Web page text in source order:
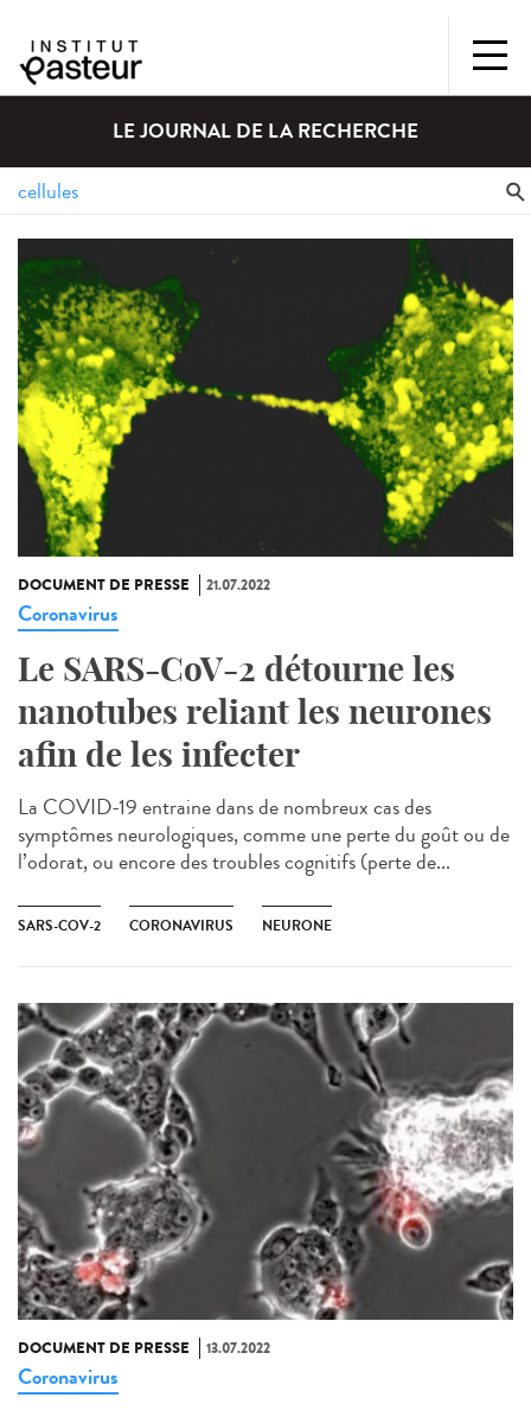
LE JOURNAL DE LA RECHERCHE
DOCUMENT DE PRESSE 21.07.2022
Coronavirus
Le SARS-CoV-2 détourne les
nanotubes reliant les neurones
afin de les infecter
La COVID-19 entraine dans de nombreux cas des
symptômes neurologiques, comme une perte du goût ou de
l’odorat, ou encore des troubles cognitifs (perte de...
SARS-COV-2 CORONAVIRUS NEURONE
DOCUMENT DE PRESSE 13.07.2022
Coronavirus